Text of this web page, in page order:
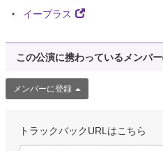
イープラス
この公演に携わっているメンバー
メンバーに登録
トラックバックURLはこちら